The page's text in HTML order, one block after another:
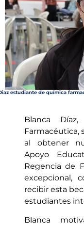
estudiante de química
Blanca
Farmacéutica,
al obtener
Apoyo
Regencia de
excepcional,
recibir esta
estudiantes
Blanca